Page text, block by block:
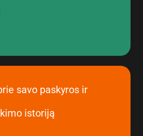
savo paskyros ir
istoriją